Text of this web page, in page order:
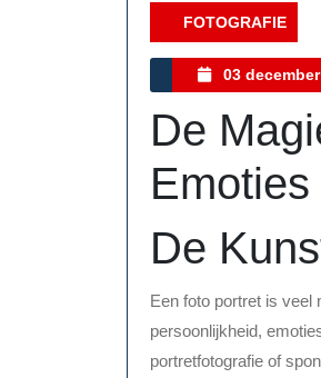
FOTOGRAFIE
Category
03
De
De
Een foto portret is veel
persoonlijkheid,
portretfotografie of